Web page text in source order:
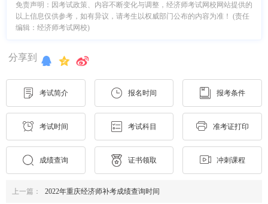
免责声明：因考试政策、内容不断变化与调整，经济师考试网校网站提供的
以上信息仅供参考，如有异议，请考生以权威部门公布的内容为准！ (责任
编辑：经济师考试网校)
分享到
考试简介 报名时间 报考条件
考试时间 考试科目 准考证打印
成绩查询 证书领取 冲刺课程
上一篇： 2022年重庆经济师补考成绩查询时间